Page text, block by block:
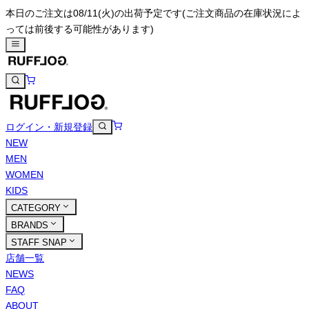
本日のご注文は08/11(火)の出荷予定です(ご注文商品の在庫状況によ
っては前後する可能性があります)
ログイン・新規登録
NEW
MEN
WOMEN
KIDS
CATEGORY
BRANDS
STAFF SNAP
店舗一覧
NEWS
FAQ
ABOUT